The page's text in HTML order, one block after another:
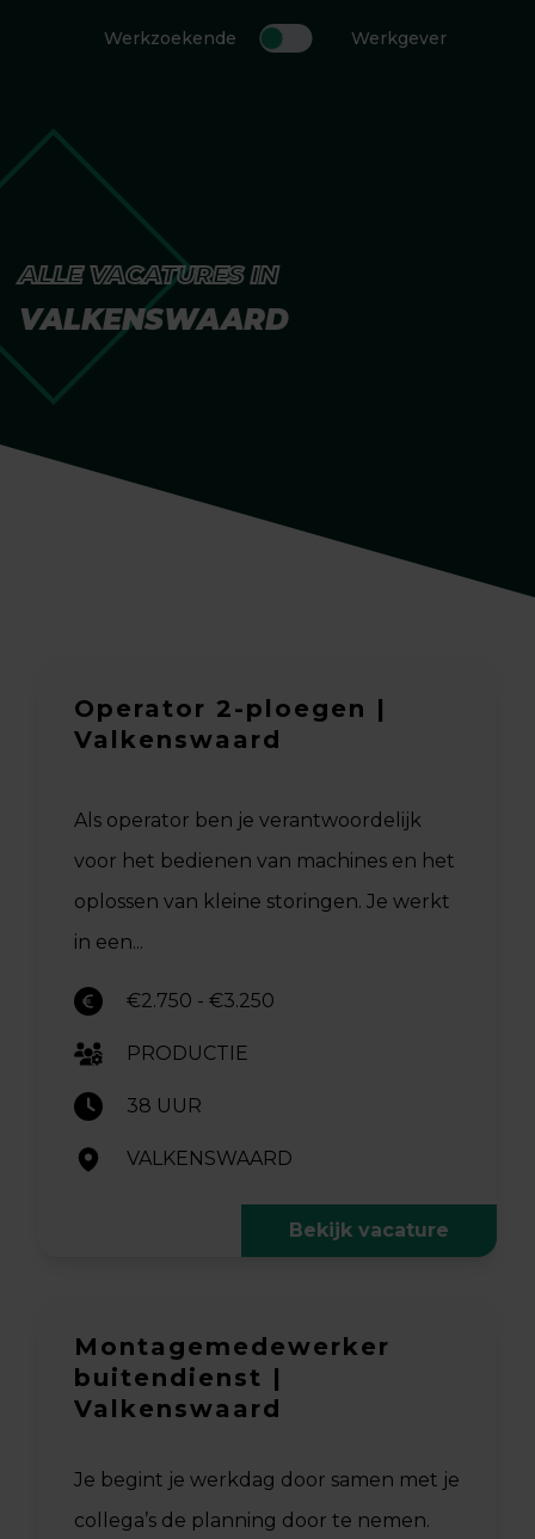
Werkzoekende Werkgever
ALLE VACATURES IN
VALKENSWAARD
Operator 2-ploegen |
Valkenswaard
Als operator ben je verantwoordelijk
voor het bedienen van machines en het
oplossen van kleine storingen. Je werkt
in een...
€2.750 - €3.250
PRODUCTIE
38 UUR
VALKENSWAARD
Bekijk vacature
Montagemedewerker
buitendienst |
Valkenswaard
Je begint je werkdag door samen met je
collega’s de planning door te nemen.